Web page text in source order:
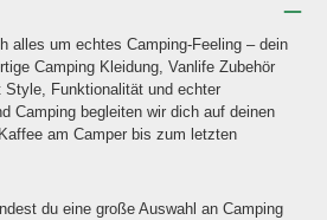
alles um echtes Camping-Feeling – dein
Camping Kleidung, Vanlife Zubehör
Style, Funktionalität und echter
Camping begleiten wir dich auf deinen
am Camper bis zum letzten
du eine große Auswahl an Camping